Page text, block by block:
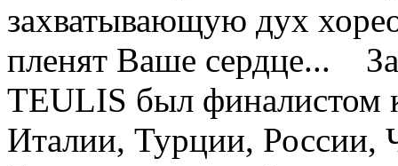
захватывающую дух
пленят Ваше сердце... За
TEULIS был финалистом
Италии, Турции, России,